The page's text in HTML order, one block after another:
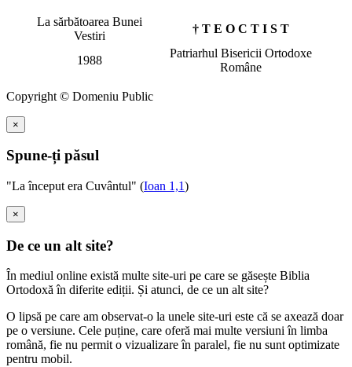
La sărbătoarea Bunei
Vestiri
† T E O C T I S T
1988
Patriarhul Bisericii Ortodoxe
Române
Copyright © Domeniu Public
×
Spune-ți păsul
"La început era Cuvântul" (Ioan 1,1)
×
De ce un alt site?
În mediul online există multe site-uri pe care se găsește Biblia
Ortodoxă în diferite ediții. Și atunci, de ce un alt site?
O lipsă pe care am observat-o la unele site-uri este că se axează doar
pe o versiune. Cele puține, care oferă mai multe versiuni în limba
română, fie nu permit o vizualizare în paralel, fie nu sunt optimizate
pentru mobil.